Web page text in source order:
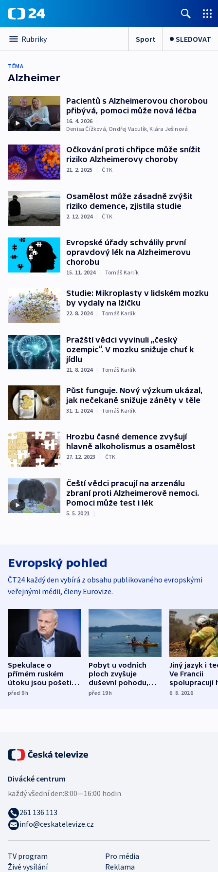
Rubriky Sport SLEDOVAT
TÉMA
Alzheimer
Pacientů s Alzheimerovou chorobou
přibývá, pomoci může nová léčba
16. 4. 2026 |
Denisa Čížková, Ondřej Vaculík, Klára Ješinová
Očkování proti chřipce může snížit
riziko Alzheimerovy choroby
21. 2. 2025 | ČTK
Osamělost může zásadně zvýšit
riziko demence, zjistila studie
2. 12. 2024 | ČTK
Evropské úřady schválily první
opravdový lék na Alzheimerovu
chorobu
15. 11. 2024 | Tomáš Karlík
Studie: Mikroplasty v lidském mozku
by vydaly na lžičku
22. 8. 2024 | Tomáš Karlík
Pražští vědci vyvinuli „český
ozempic“. V mozku snižuje chuť k
jídlu
21. 8. 2024 | Tomáš Karlík
Půst funguje. Nový výzkum ukázal,
jak nečekaně snižuje záněty v těle
31. 1. 2024 | Tomáš Karlík
Hrozbu časné demence zvyšují
hlavně alkoholismus a osamělost
27. 12. 2023 | ČTK
Čeští vědci pracují na arzenálu
zbraní proti Alzheimerově nemoci.
Pomoci může test i lék
5. 5. 2021 |
Evropský pohled
ČT24 každý den vybírá z obsahu publikovaného evropskými
veřejnými médii, členy Eurovize.
Spekulace o
přímém ruském
útoku jsou pošetilé,
míní estonský
před 9h
Pobyt u vodních
ploch zvyšuje
duševní pohodu,
ukázala
před 19h
Jiný jazyk i
Ve Francii
spolupracují
různých zemí
6. 8. 2026
TV program
Pro média
Živé vysílání
Reklama
Divácké centrum
každý všední den:8:00—16:00 hodin
261 136 113
info@ceskatelevize.cz